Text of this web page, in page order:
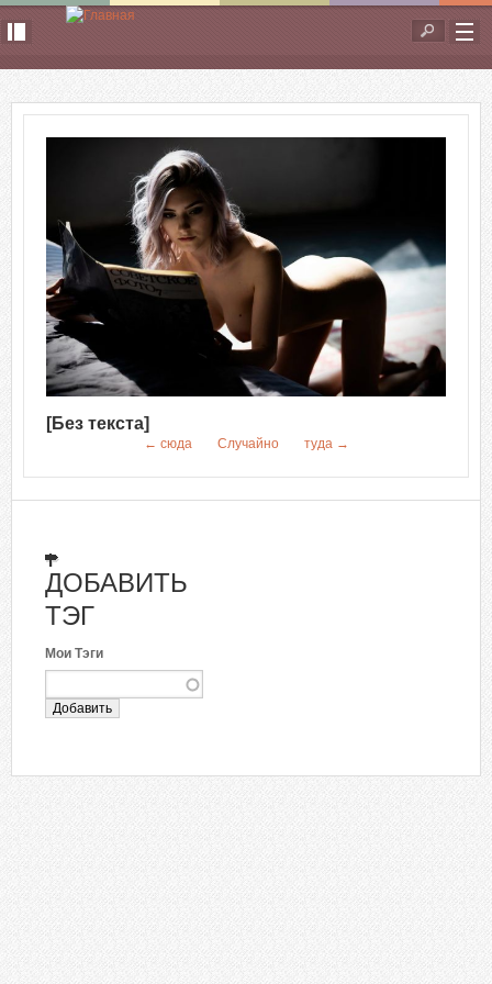
Перейти к основному содержанию
Форма
поиска
[Без текста]
← сюда Случайно туда →
ДОБАВИТЬ
ТЭГ
Мои Тэги